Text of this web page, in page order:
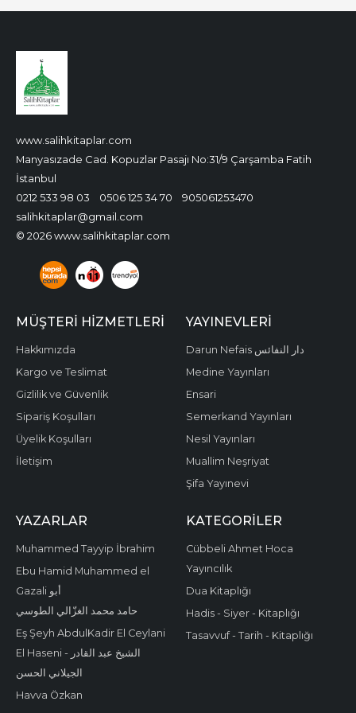
www.salihkitaplar.com
Manyasızade Cad. Kopuzlar Pasajı No:31/9 Çarşamba Fatih
İstanbul
0212 533 98 03
0506 125 34 70
905061253470
salihkitaplar@gmail.com
© 2026 www.salihkitaplar.com
MÜŞTERI HIZMETLERI
Hakkımızda
Kargo ve Teslimat
Gizlilik ve Güvenlik
Sipariş Koşulları
Üyelik Koşulları
İletişim
YAYINEVLERI
Darun Nefais دار النفائس
Medine Yayınları
Ensari
Semerkand Yayınları
Nesil Yayınları
Muallim Neşriyat
Şifa Yayınevi
YAZARLAR
Muhammed Tayyip İbrahim
Ebu Hamid Muhammed el
Gazali أبو
حامد محمد الغزّالي الطوسي
Eş Şeyh AbdulKadir El Ceylani
El Haseni - الشيخ عبد القادر
الجيلاني الحسن
Havva Özkan
KATEGORILER
Cübbeli Ahmet Hoca
Yayıncılık
Dua Kitaplığı
Hadis - Siyer - Kitaplığı
Tasavvuf - Tarih - Kitaplığı